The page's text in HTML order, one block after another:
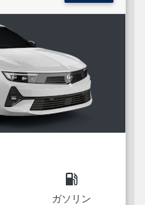
local_gas_station
ガソリン